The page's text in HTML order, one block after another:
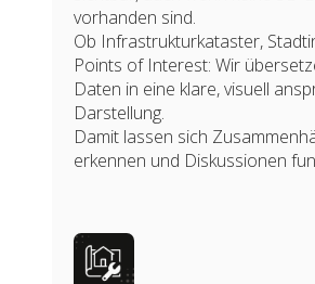
vorhanden sind.
Ob Infrastrukturkataster,
Points of Interest: Wir
Daten in eine klare, visuell
Darstellung.
Damit lassen sich
erkennen und Diskussionen